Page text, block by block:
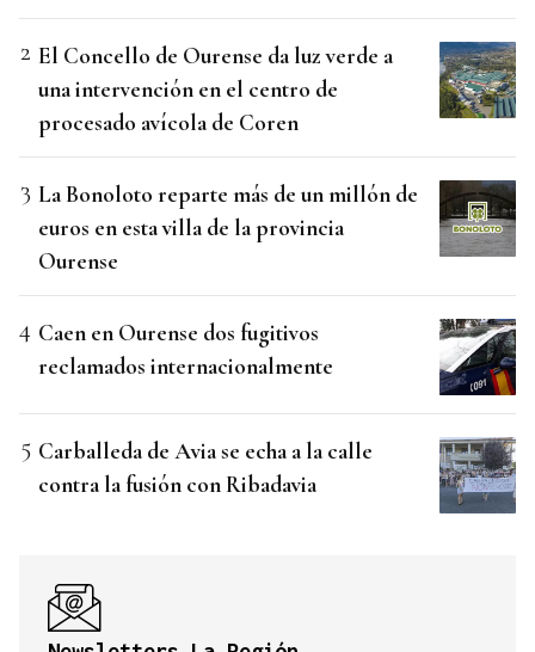
El Concello de Ourense da luz verde a
una intervención en el centro de
procesado avícola de Coren
La Bonoloto reparte más de un millón de
euros en esta villa de la provincia
Ourense
Caen en Ourense dos fugitivos
reclamados internacionalmente
Carballeda de Avia se echa a la calle
contra la fusión con Ribadavia